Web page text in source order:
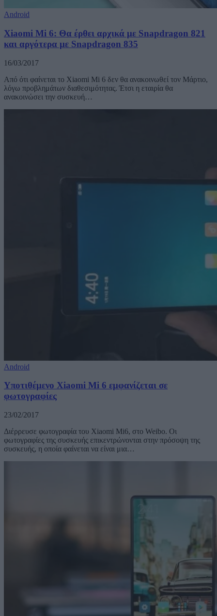
Android
Xiaomi Mi 6: Θα έρθει αρχικά με Snapdragon 821
και αργότερα με Snapdragon 835
16/03/2017
Από ότι φαίνεται το Xiaomi Mi 6 δεν θα ανακοινωθεί τον Μάρτιο,
λόγω προβλημάτων διαθεσιμότητας. Έτσι η εταιρία θα
ανακοινώσει την συσκευή…
Android
Υποτιθέμενο Xiaomi Mi 6 εμφανίζεται σε
φωτογραφίες
23/02/2017
Διέρρευσε φωτογραφία του Xiaomi Mi6, στο Weibo. Οι
φωτογραφίες της συσκευής επικεντρώνονται στην πρόσοψη της
συσκευής, η οποία φαίνεται να είναι μια…